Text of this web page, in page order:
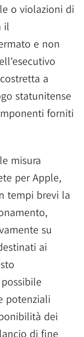
o violazioni di
il
e non
a
statunitense
forniti
misura
per Apple,
tempi brevi la
su
ai
potenziali
dei
di fine